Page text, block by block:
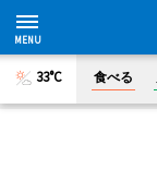
33°C 食べる